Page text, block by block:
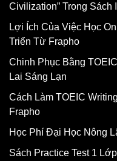
Civilization” Trong Sách
Lợi Ích Của Việc Học
Triển Từ Frapho
Chinh Phục Bằng
Lai Sáng Lạn
Cách Làm TOEIC
Frapho
Học Phí Đại Học Nông
Sách Practice Test 1